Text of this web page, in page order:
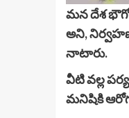
మన దేశ
అని,
నాటారు.
వీటి వల్ల
మనిషికి